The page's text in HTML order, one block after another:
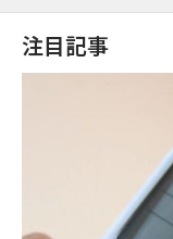
注目記事